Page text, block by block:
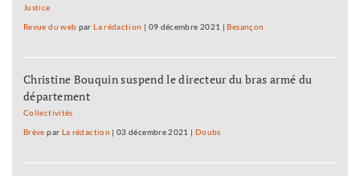
Justice
Revue du web parLa rédaction | 09 décembre 2021 |Besançon
Christine Bouquin suspend le directeur du bras armé du
département
Collectivités
Brève par La rédaction |03 décembre 2021 | Doubs